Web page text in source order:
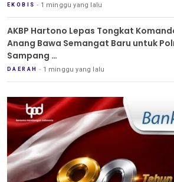
EKOBIS 1 minggu yang lalu
AKBP Hartono Lepas Tongkat
Anang Bawa Semangat Baru untuk
Sampang
Tradisi Pedang Pora Iringi Sertijab
Sampang
DAERAH 1 minggu yang lalu